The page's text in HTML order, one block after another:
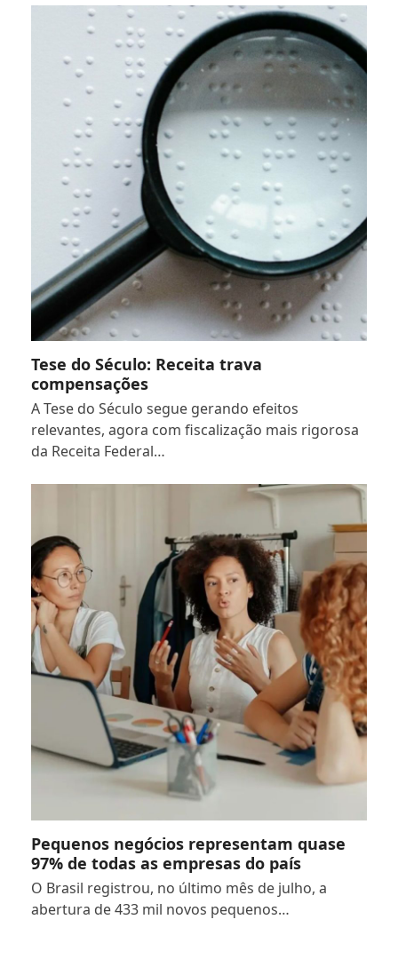
Tese do Século: Receita trava
compensações
A Tese do Século segue gerando efeitos
relevantes, agora com fiscalização mais rigorosa
da Receita Federal…
Pequenos negócios representam quase
97% de todas as empresas do país
O Brasil registrou, no último mês de julho, a
abertura de 433 mil novos pequenos…